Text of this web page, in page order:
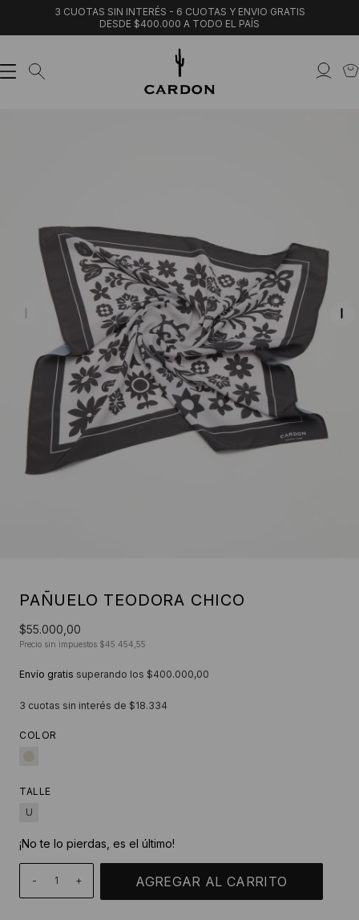
3 CUOTAS SIN INTERÉS - 6 CUOTAS Y ENVIO GRATIS
DESDE $400.000 A TODO EL PAÍS
PAÑUELO TEODORA CHICO
$55.000,00
Precio sin impuestos $45.454,55
Envío gratis superando los $400.000,00
3 cuotas sin interés de $18.334
COLOR
TALLE
U
¡No te lo pierdas, es el último!
- +